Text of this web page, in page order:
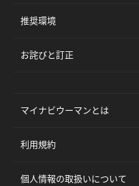
推奨環境
お詫びと訂正
マイナビウーマンとは
利用規約
個人情報の取扱いについて